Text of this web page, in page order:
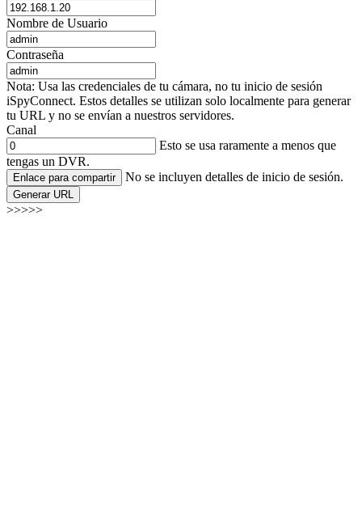
Nombre de Usuario
Contraseña
Nota: Usa las credenciales de tu cámara, no tu inicio de sesión
iSpyConnect. Estos detalles se utilizan solo localmente para generar
tu URL y no se envían a nuestros servidores.
Canal
Esto se usa raramente a menos que
tengas un DVR.
Enlace para compartir No se incluyen detalles de inicio de sesión.
Generar URL
>>>>>